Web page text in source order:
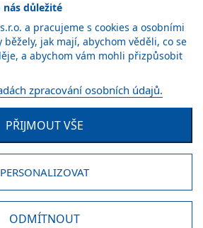
LinkedIn
důležité
s.r.o. a pracujeme s cookies a osobními
jak mají, abychom věděli, co se
a abychom vám mohli přizpůsobit
zpracování osobních údajů.
PŘIJMOUT VŠE
PERSONALIZOVAT
ODMÍTNOUT